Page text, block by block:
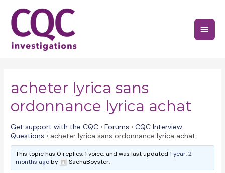
content
Main
acheter lyrica sans
ordonnance lyrica achat
Get support with the CQC › Forums › CQC Interview
Questions › acheter lyrica sans ordonnance lyrica achat
This topic has 0 replies, 1 voice, and was last updated1 year, 2
months agoby SachaBoyster.